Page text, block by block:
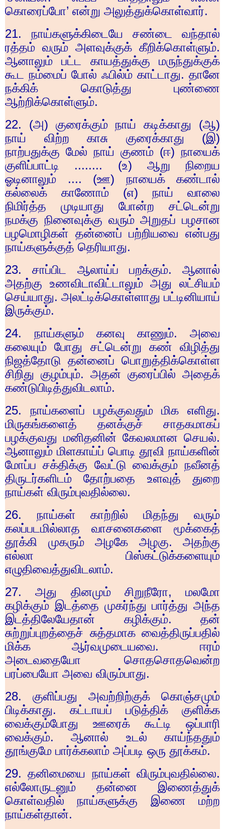
கொரைப்போ’ என்று அலுத்துக்கொள்வார்.
21. நாய்களுக்கிடையே சண்டை வந்தால்
ரத்தம் வரும் அளவுக்குக் கீறிக்கொள்ளும்.
ஆனாலும் பட்ட காயத்துக்கு மருந்துக்குக்
கூட நம்மைப் போல் ஃபில்ம் காட்டாது. தானே
நக்கிக் கொடுத்து புண்ணை
ஆற்றிக்கொள்ளும்.
22. (அ) குரைக்கும் நாய் கடிக்காது (ஆ)
நாய் விற்ற காசு குரைக்காது (இ)
நாற்பதுக்கு மேல் நாய் குணம் (ஈ) நாயைக்
குளிப்பாட்டி ........ (உ) ஆறு நிறைய
ஓடினாலும் .... (ஊ) நாயைக் கண்டால்
கல்லைக் காணோம் (எ) நாய் வாலை
நிமிர்த்த முடியாது போன்ற சட்டென்று
நமக்கு நினைவுக்கு வரும் அறுதப் பழசான
பழமொழிகள் தன்னைப் பற்றியவை என்பது
நாய்களுக்குத் தெரியாது.
23.சாப்பிட ஆலாய்ப் பறக்கும். ஆனால்
அதற்கு உணவிடாவிட்டாலும் அது லட்சியம்
செய்யாது. அலட்டிக்கொள்ளாது பட்டினியாய்
இருக்கும்.
24. நாய்களும் கனவு காணும். அவை
கலையும் போது சட்டென்று கண் விழித்து
நிஜத்தோடு தன்னைப் பொறுத்திக்கொள்ள
சிறிது குழம்பும். அதன் குரைப்பில் அதைக்
கண்டுபிடித்துவிடலாம்.
25. நாய்களைப் பழக்குவதும் மிக எளிது.
மிருகங்களைத் தனக்குச் சாதகமாகப்
பழக்குவது மனிதனின் கேவலமான செயல்.
ஆனாலும் மிளகாய்ப் பொடி தூவி நாய்களின்
மோப்ப சக்திக்கு வேட்டு வைக்கும் நவீனத்
திருடர்களிடம் தோற்பதை உளவுத் துறை
நாய்கள் விரும்புவதில்லை.
26. நாய்கள் காற்றில் மிதந்து வரும்
கலப்படமில்லாத வாசனைகளை மூக்கைத்
தூக்கி முகரும் அழகே அழகு. அதற்கு
எல்லா பிஸ்கட்டுக்களையும்
எழுதிவைத்துவிடலாம்.
27.அது தினமும் சிறுநீரோ, மலமோ
கழிக்கும் இடத்தை முகர்ந்து பார்த்து அந்த
இடத்திலேயேதான் கழிக்கும். தன்
சுற்றுப்புறத்தைச் சுத்தமாக வைத்திருப்பதில்
மிக்க ஆர்வமுடையவை. ஈரம்
அடைவதையோ சொதசொதவென்ற
பரப்பையோ அவை விரும்பாது.
28. குளிப்பது அவற்றிற்குக் கொஞ்சமும்
பிடிக்காது. கட்டாயப் படுத்திக் குளிக்க
வைக்கும்போது ஊரைக் கூட்டி ஒப்பாரி
வைக்கும். ஆனால் உடல் காய்ந்ததும்
தூங்குமே பார்க்கலாம் அப்படி ஒரு தூக்கம்.
29.தனிமையை நாய்கள் விரும்புவதில்லை.
எல்லோருடனும் தன்னை இணைத்துக்
கொள்வதில் நாய்களுக்கு இணை மற்ற
நாய்கள்தான்.